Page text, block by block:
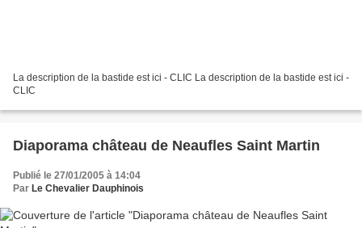
La description de la bastide est ici - CLIC La description de la bastide est ici -
CLIC
Diaporama château de Neaufles Saint Martin
Publié le 27/01/2005 à 14:04
Par Le Chevalier Dauphinois